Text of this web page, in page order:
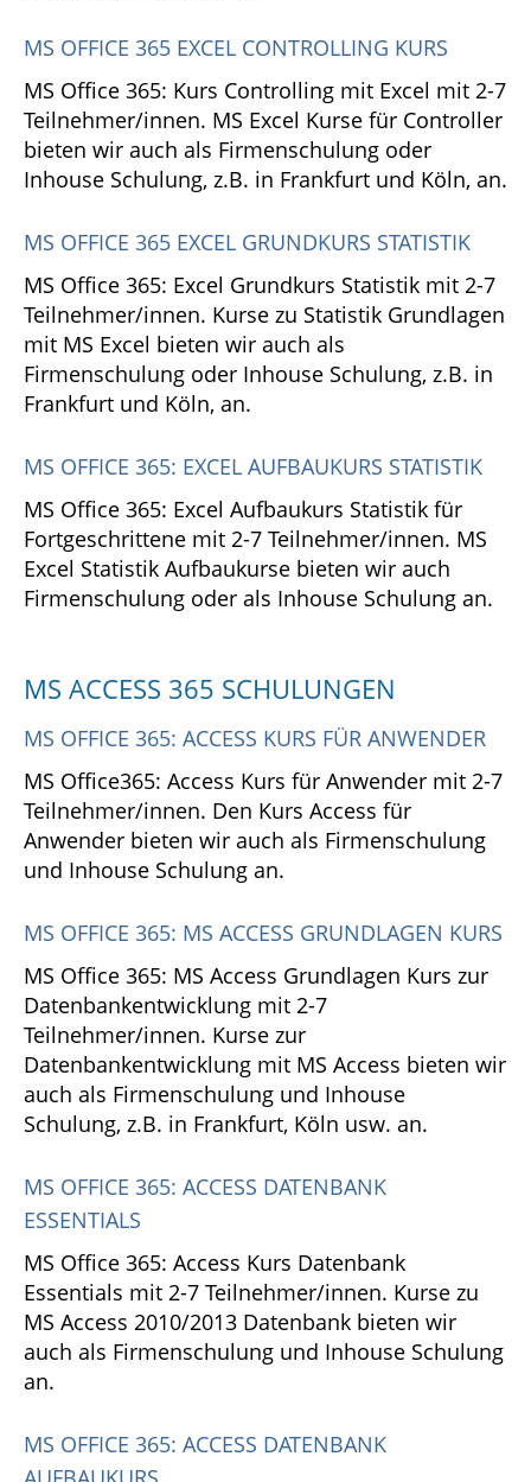
MS OFFICE 365 EXCEL CONTROLLING KURS
MS Office 365: Kurs Controlling mit Excel mit 2-7
Teilnehmer/innen. MS Excel Kurse für Controller
bieten wir auch als Firmenschulung oder
Inhouse Schulung, z.B. in Frankfurt und Köln, an.
MS OFFICE 365 EXCEL GRUNDKURS STATISTIK
MS Office 365: Excel Grundkurs Statistik mit 2-7
Teilnehmer/innen. Kurse zu Statistik Grundlagen
mit MS Excel bieten wir auch als
Firmenschulung oder Inhouse Schulung, z.B. in
Frankfurt und Köln, an.
MS OFFICE 365: EXCEL AUFBAUKURS STATISTIK
MS Office 365: Excel Aufbaukurs Statistik für
Fortgeschrittene mit 2-7 Teilnehmer/innen. MS
Excel Statistik Aufbaukurse bieten wir auch
Firmenschulung oder als Inhouse Schulung an.
MS ACCESS 365 SCHULUNGEN
MS OFFICE 365: ACCESS KURS FÜR ANWENDER
MS Office365: Access Kurs für Anwender mit 2-7
Teilnehmer/innen. Den Kurs Access für
Anwender bieten wir auch als Firmenschulung
und Inhouse Schulung an.
MS OFFICE 365: MS ACCESS GRUNDLAGEN KURS
MS Office 365: MS Access Grundlagen Kurs zur
Datenbankentwicklung mit 2-7
Teilnehmer/innen. Kurse zur
Datenbankentwicklung mit MS Access bieten wir
auch als Firmenschulung und Inhouse
Schulung, z.B. in Frankfurt, Köln usw. an.
MS OFFICE 365: ACCESS DATENBANK
ESSENTIALS
MS Office 365: Access Kurs Datenbank
Essentials mit 2-7 Teilnehmer/innen. Kurse zu
MS Access 2010/2013 Datenbank bieten wir
auch als Firmenschulung und Inhouse Schulung
an.
MS OFFICE 365: ACCESS DATENBANK